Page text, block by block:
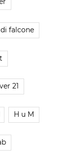
di falcone
21
H u M